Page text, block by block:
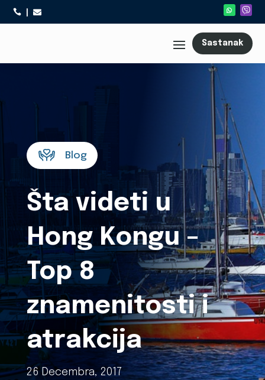
 
Sastanak
Blog
Šta videti u
Hong Kongu –
Top 8
znamenitosti i
atrakcija
26 Decembra, 2017